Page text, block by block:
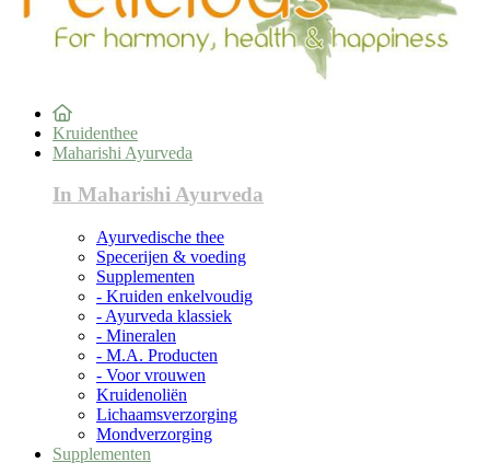
Kruidenthee
Maharishi Ayurveda
In Maharishi Ayurveda
Ayurvedische thee
Specerijen & voeding
Supplementen
- Kruiden enkelvoudig
- Ayurveda klassiek
- Mineralen
- M.A. Producten
- Voor vrouwen
Kruidenoliën
Lichaamsverzorging
Mondverzorging
Supplementen